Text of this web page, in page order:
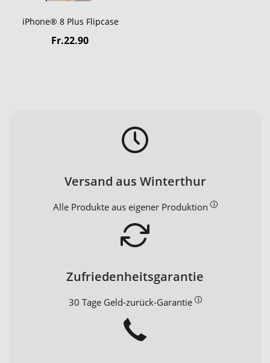
iPhone® 8 Plus Flipcase
Fr.22.90
Versand aus Winterthur
Alle Produkte aus eigener Produktion
Zufriedenheitsgarantie
30 Tage Geld-zurück-Garantie